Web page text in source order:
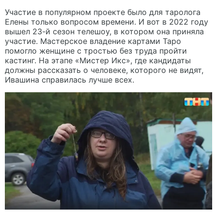
Участие в популярном проекте было для таролога
Елены только вопросом времени. И вот в 2022 году
вышел 23-й сезон телешоу, в котором она приняла
участие. Мастерское владение картами Таро
помогло женщине с тростью без труда пройти
кастинг. На этапе «Мистер Икс», где кандидаты
должны рассказать о человеке, которого не видят,
Ивашина справилась лучше всех.